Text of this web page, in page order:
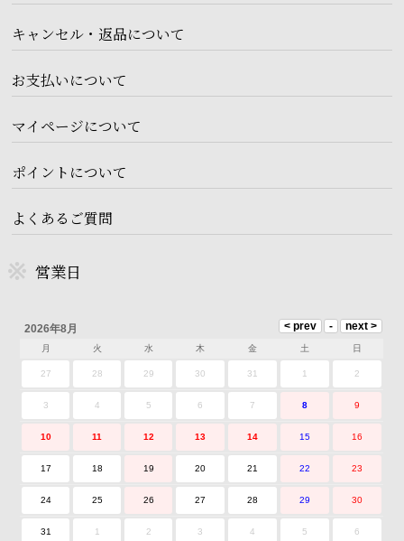
キャンセル・返品について
お支払いについて
マイページについて
ポイントについて
よくあるご質問
営業日
2026年8月
月 火 水 木 金 土 日
27 28 29 30 31 1 2
3 4 5 6 7 8 9
10 11 12 13 14 15 16
17 18 19 20 21 22 23
24 25 26 27 28 29 30
31 1 2 3 4 5 6